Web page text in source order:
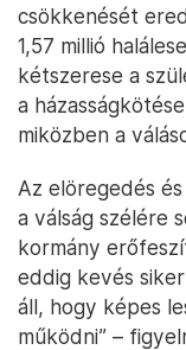
csökkenését
1,57 millió
kétszerese a
a
miközben a
Az elöregedés
a válság szélére
kormány
eddig kevés
áll, hogy képes
működni” –